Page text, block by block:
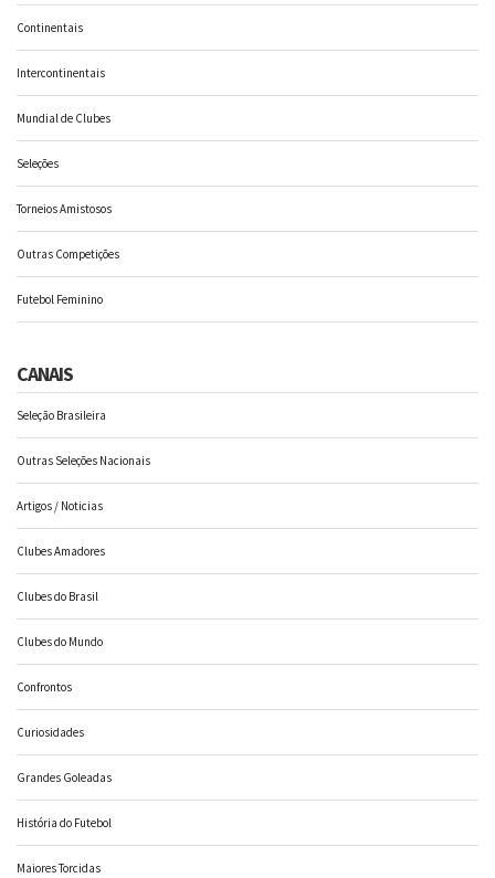
Continentais
Intercontinentais
Mundial de Clubes
Seleções
Torneios Amistosos
Outras Competições
Futebol Feminino
CANAIS
Seleção Brasileira
Outras Seleções Nacionais
Artigos / Noticias
Clubes Amadores
Clubes do Brasil
Clubes do Mundo
Confrontos
Curiosidades
Grandes Goleadas
História do Futebol
Maiores Torcidas